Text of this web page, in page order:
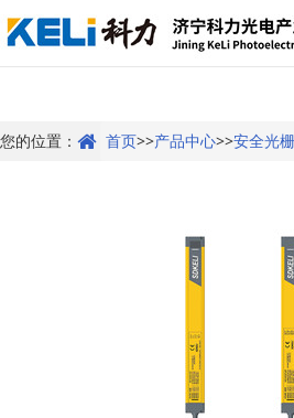
您的位置： 首页>>产品中心>>安全光栅